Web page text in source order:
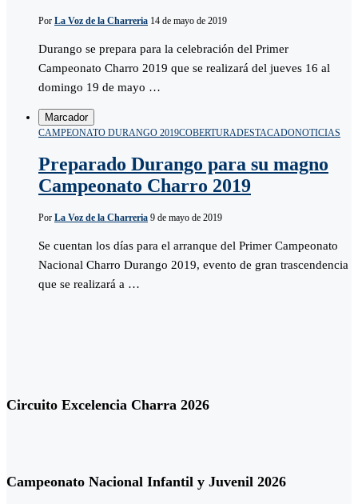
Por La Voz de la Charreria 14 de mayo de 2019
Durango se prepara para la celebración del Primer
Campeonato Charro 2019 que se realizará del jueves 16 al
domingo 19 de mayo …
Marcador
CAMPEONATO DURANGO 2019COBERTURADESTACADONOTICIAS
Preparado Durango para su magno
Campeonato Charro 2019
Por La Voz de la Charreria 9 de mayo de 2019
Se cuentan los días para el arranque del Primer Campeonato
Nacional Charro Durango 2019, evento de gran trascendencia
que se realizará a …
Circuito Excelencia Charra 2026
Campeonato Nacional Infantil y Juvenil 2026